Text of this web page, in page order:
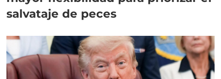
salvataje de peces